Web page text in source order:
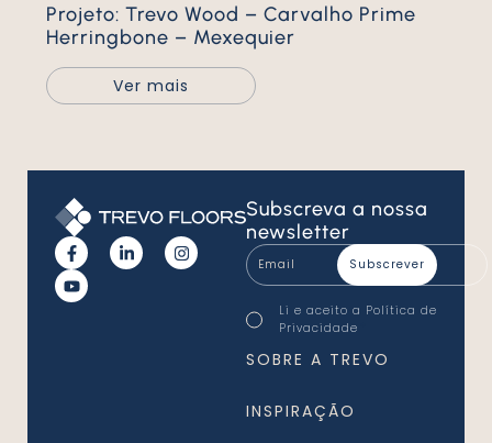
Projeto: Trevo Wood – Carvalho Prime
Herringbone – Mexequier
Ver mais
Subscreva a nossa
newsletter
Email
*
Consentimento
*
Li e aceito a Política de
Privacidade
SOBRE A TREVO
INSPIRAÇÃO